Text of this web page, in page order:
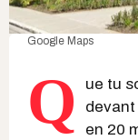
Google Maps
Q
ue tu
en 20